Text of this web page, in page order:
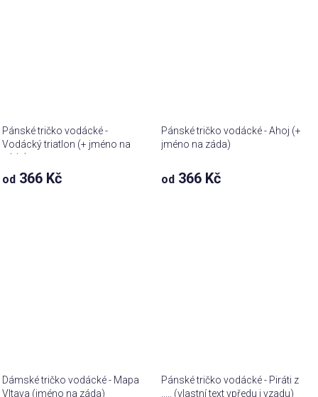
Pánské tričko vodácké -
Vodácký triatlon (+ jméno na
záda)
od 366 Kč
Pánské tričko vodácké - Ahoj (+
jméno na záda)
od 366 Kč
Dámské tričko vodácké - Mapa
Vltava (jméno na záda)
Pánské tričko vodácké - Piráti z
..... (vlastní text vpředu i vzadu)